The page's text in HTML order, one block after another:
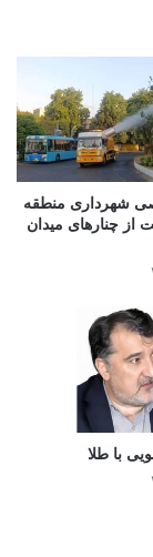
شهرداری منطقه
از چنارهای میدان